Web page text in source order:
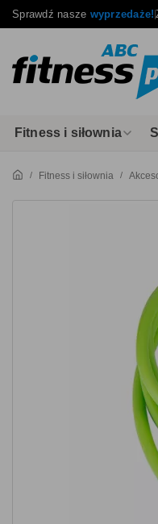
Sprawdź nasze wyprzedaże!
Fitness i siłownia
Fitness i siłownia